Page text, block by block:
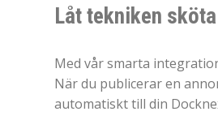
Låt tekniken
Med vår smarta
När du publicerar en
automatiskt till din